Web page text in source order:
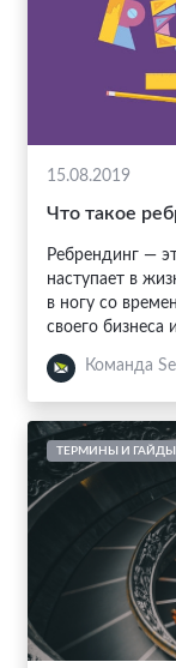
15.08.2019
Что такое
Ребрендинг —
наступает в
в ногу со
своего бизнеса
Команда
ТЕРМИНЫ И ГАЙДЫ